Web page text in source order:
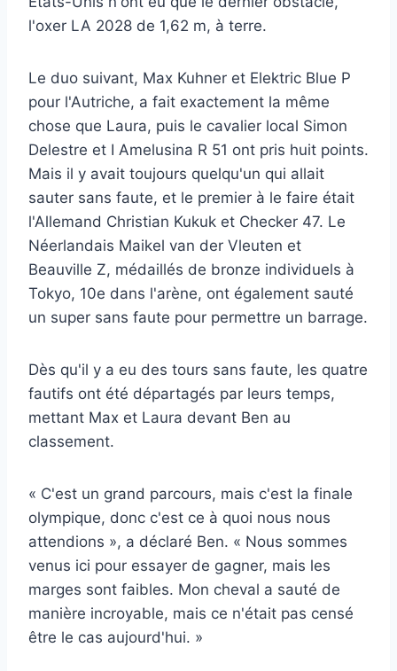
l'oxer LA 2028 de 1,62 m, à terre.
Le duo suivant, Max Kuhner et Elektric Blue P
pour l'Autriche, a fait exactement la même
chose que Laura, puis le cavalier local Simon
Delestre et I Amelusina R 51 ont pris huit points.
Mais il y avait toujours quelqu'un qui allait
sauter sans faute, et le premier à le faire était
l'Allemand Christian Kukuk et Checker 47. Le
Néerlandais Maikel van der Vleuten et
Beauville Z, médaillés de bronze individuels à
Tokyo, 10e dans l'arène, ont également sauté
un super sans faute pour permettre un barrage.
Dès qu'il y a eu des tours sans faute, les quatre
fautifs ont été départagés par leurs temps,
mettant Max et Laura devant Ben au
classement.
« C'est un grand parcours, mais c'est la finale
olympique, donc c'est ce à quoi nous nous
attendions », a déclaré Ben. « Nous sommes
venus ici pour essayer de gagner, mais les
marges sont faibles. Mon cheval a sauté de
manière incroyable, mais ce n'était pas censé
être le cas aujourd'hui. »